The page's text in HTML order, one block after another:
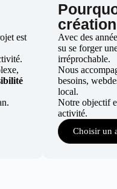
est
Avec des
su se forger
irréprochable.
Nous
besoins,
local.
Notre objectif
activité.
Choisir un